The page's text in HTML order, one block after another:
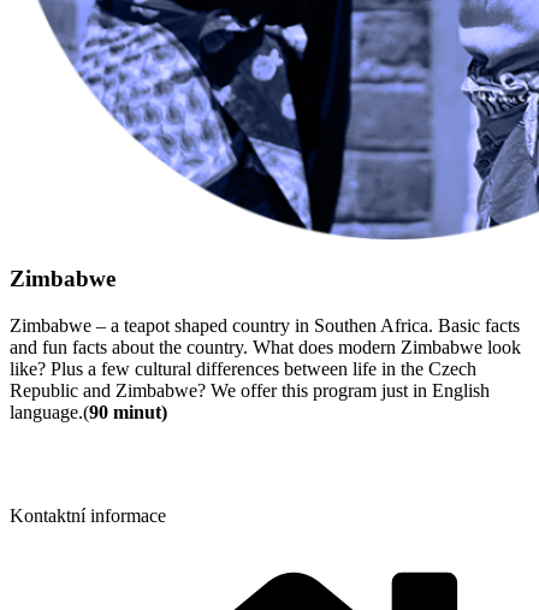
Zimbabwe
Zimbabwe – a teapot shaped country in Southen Africa. Basic facts
and fun facts about the country. What does modern Zimbabwe look
like? Plus a few cultural differences between life in the Czech
Republic and Zimbabwe? We offer this program just in English
language.(90 minut)
Kontaktní informace